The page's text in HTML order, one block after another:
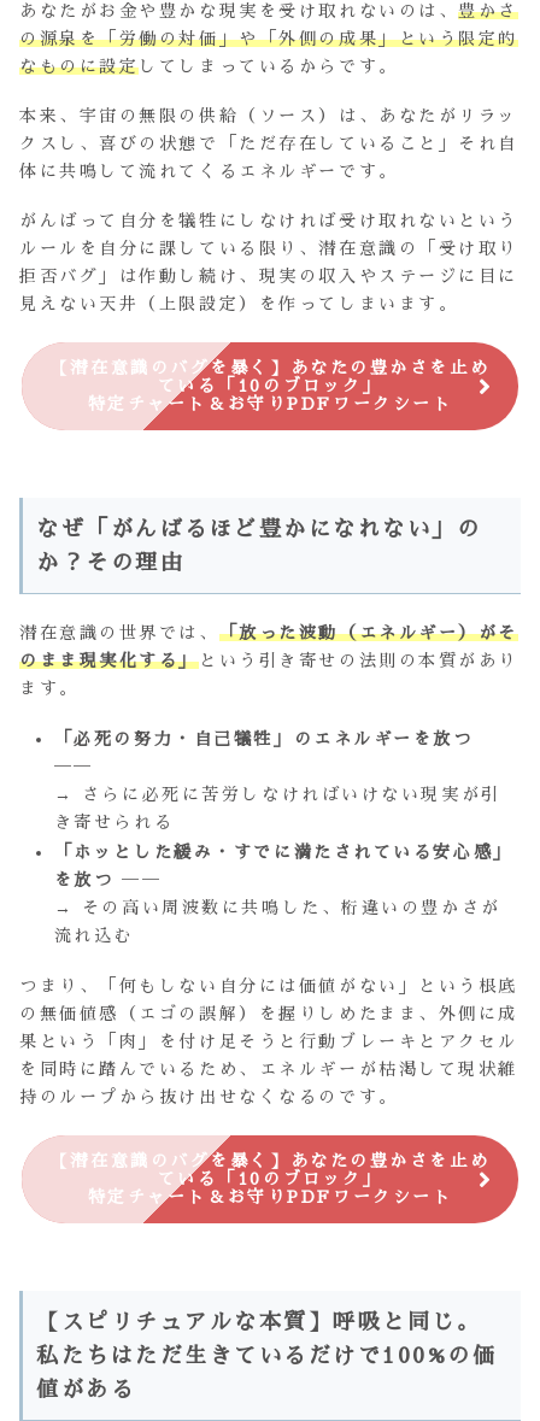
あなたがお金や豊かな現実を受け取れないのは、豊かさ
の源泉を「労働の対価」や「外側の成果」という限定的
なものに設定してしまっているからです。
本来、宇宙の無限の供給（ソース）は、あなたがリラッ
クスし、喜びの状態で「ただ存在していること」それ自
体に共鳴して流れてくるエネルギーです。
がんばって自分を犠牲にしなければ受け取れないという
ルールを自分に課している限り、潜在意識の「受け取り
拒否バグ」は作動し続け、現実の収入やステージに目に
見えない天井（上限設定）を作ってしまいます。
【潜在意識のバグを暴く】あなたの豊かさを止め
ている「10のブロック」
特定チャート＆お守りPDFワークシート
なぜ「がんばるほど豊かになれない」の
か？その理由
潜在意識の世界では、 「放った波動（エネルギー）がそ
のまま現実化する」 という引き寄せの法則の本質があり
ます。
「必死の努力・自己犠牲」のエネルギーを放つ
──
→ さらに必死に苦労しなければいけない現実が引
き寄せられる
「ホッとした緩み・すでに満たされている安心感」
を放つ
──
→ その高い周波数に共鳴した、桁違いの豊かさが
流れ込む
つまり、「何もしない自分には価値がない」という根底
の無価値感（エゴの誤解）を握りしめたまま、外側に成
果という「肉」を付け足そうと行動ブレーキとアクセル
を同時に踏んでいるため、エネルギーが枯渇して現状維
持のループから抜け出せなくなるのです。
【潜在意識のバグを暴く】あなたの豊かさを止め
ている「10のブロック」
特定チャート＆お守りPDFワークシート
【スピリチュアルな本質】呼吸と同じ。
私たちはただ生きているだけで100%の価
値がある